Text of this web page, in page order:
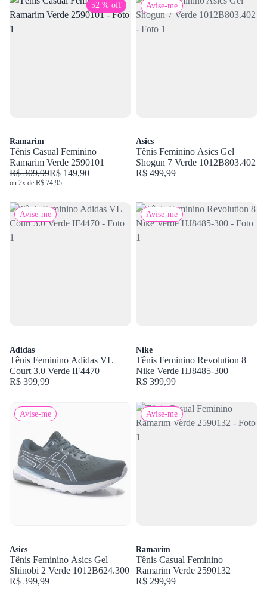
52 % off
Ramarim
Tênis Casual Feminino
Ramarim Verde 2590101
R$ 309,99R$ 149,90
ou 2x de R$ 74,95
Avise-me
Asics
Tênis Feminino Asics Gel
Shogun 7 Verde 1012B803.402
R$ 499,99
Avise-me
Adidas
Tênis Feminino Adidas VL
Court 3.0 Verde IF4470
R$ 399,99
Avise-me
Nike
Tênis Feminino Revolution 8
Nike Verde HJ8485-300
R$ 399,99
Avise-me
Asics
Tênis Feminino Asics Gel
Shinobi 2 Verde 1012B624.300
R$ 399,99
Avise-me
Ramarim
Tênis Casual Feminino
Ramarim Verde 2590132
R$ 299,99